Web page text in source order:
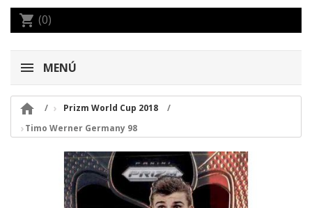
shopping_cart (0)
MENÚ

Prizm World Cup 2018
Timo Werner Germany 98